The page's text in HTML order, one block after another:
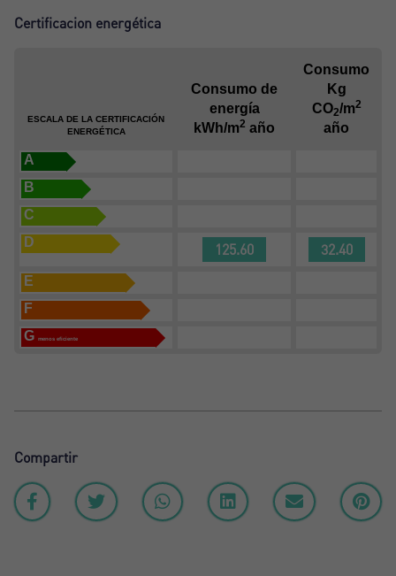
Certificacion energética
ESCALA DE LA CERTIFICACIÓN
ENERGÉTICA
Consumo de
energía
kWh/m2 año
Consumo
Kg
CO2/m2
año
A
B
C
D
125.60 32.40
E
F
G
menos eficiente
Compartir